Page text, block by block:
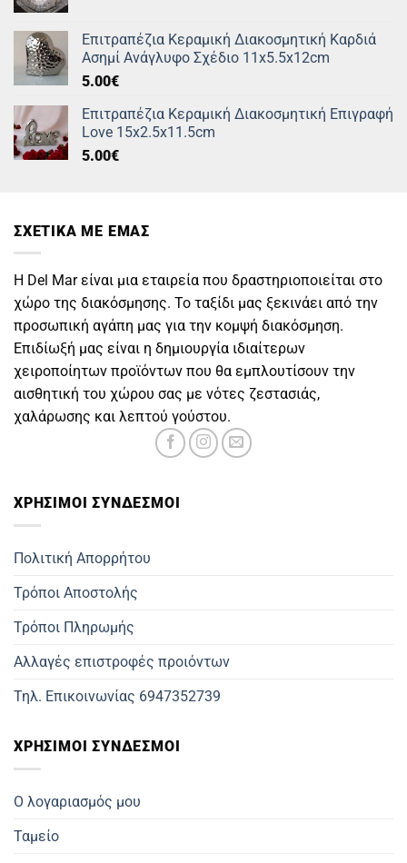
55.00€.είναι:
27.00€.
Επιτραπέζια Κεραμική Διακοσμητική Καρδιά
Ασημί Ανάγλυφο Σχέδιο 11x5.5x12cm
5.00€
Επιτραπέζια Κεραμική Διακοσμητική Επιγραφή
Love 15x2.5x11.5cm
5.00€
ΣΧΕΤΙΚΑ ΜΕ ΕΜΑΣ
Η Del Mar είναι μια εταιρεία που δραστηριοποιείται στο
χώρο της διακόσμησης. Το ταξίδι μας ξεκινάει από την
προσωπική αγάπη μας για την κομψή διακόσμηση.
Επιδίωξή μας είναι η δημιουργία ιδιαίτερων
χειροποίητων προϊόντων που θα εμπλουτίσουν την
αισθητική του χώρου σας με νότες ζεστασιάς,
χαλάρωσης και λεπτού γούστου.
ΧΡΗΣΙΜOΙ ΣΥΝΔΕΣΜΟΙ
Πολιτική Απορρήτου
Τρόποι Αποστολής
Τρόποι Πληρωμής
Αλλαγές επιστροφές προιόντων
Τηλ. Επικοινωνίας 6947352739
ΧΡΗΣΙΜΟΙ ΣΥΝΔΕΣΜΟΙ
Ο λογαριασμός μου
Ταμείο